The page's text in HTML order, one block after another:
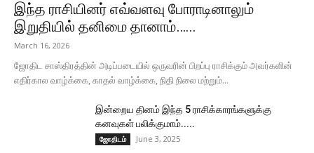
இந்த ராசியினர் எவ்வளவு போராடினாலும்
இறுதியில் தனிமை தானாம்…...
March 16, 2026
ஜோதிட சாஸ்திரத்தின் அடிப்படையில் ஒருவரின் பிறப்பு ராசிக்கும் அவர்களின்
எதிர்கால வாழ்க்கை, காதல் வாழ்க்கை, நிதி நிலை மற்றும்...
இன்றைய தினம் இந்த 5 ராசிக்காரங்களுக்கு
கனவுகள் பலிக்குமாம்.....
ஜோதிடம் June 3, 2025